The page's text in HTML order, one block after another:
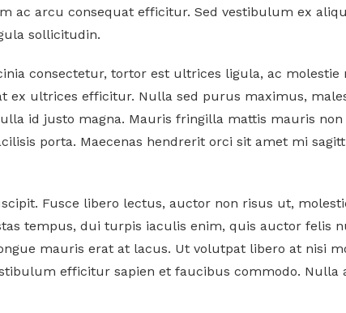
ac arcu consequat efficitur. Sed vestibulum ex
sollicitudin.
consectetur, tortor est ultrices ligula, ac
ex ultrices efficitur. Nulla sed purus maximus,
id justo magna. Mauris fringilla mattis mauris non
porta. Maecenas hendrerit orci sit amet mi
Fusce libero lectus, auctor non risus ut,
tempus, dui turpis iaculis enim, quis auctor felis
mauris erat at lacus. Ut volutpat libero at nisi
efficitur sapien et faucibus commodo. Nulla